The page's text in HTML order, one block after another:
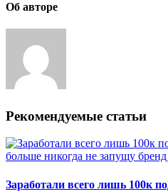
Об авторе
Рекомендуемые статьи
Заработали всего лишь 100к